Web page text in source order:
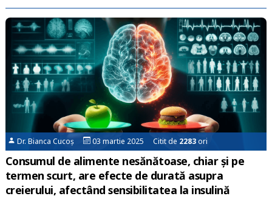
Dr. Bianca Cucoș 03 martie 2025 Citit de 2283ori
Consumul de alimente nesănătoase, chiar și pe
termen scurt, are efecte de durată asupra
creierului, afectând sensibilitatea la insulină